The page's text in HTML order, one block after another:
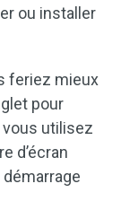
ou installer
feriez mieux
pour
vous utilisez
d’écran